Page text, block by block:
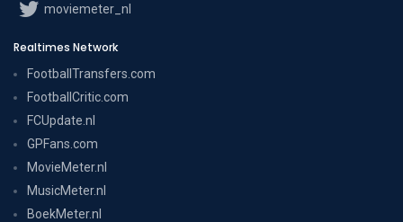
moviemeter_nl
Realtimes Network
FootballTransfers.com
FootballCritic.com
FCUpdate.nl
GPFans.com
MovieMeter.nl
MusicMeter.nl
BoekMeter.nl